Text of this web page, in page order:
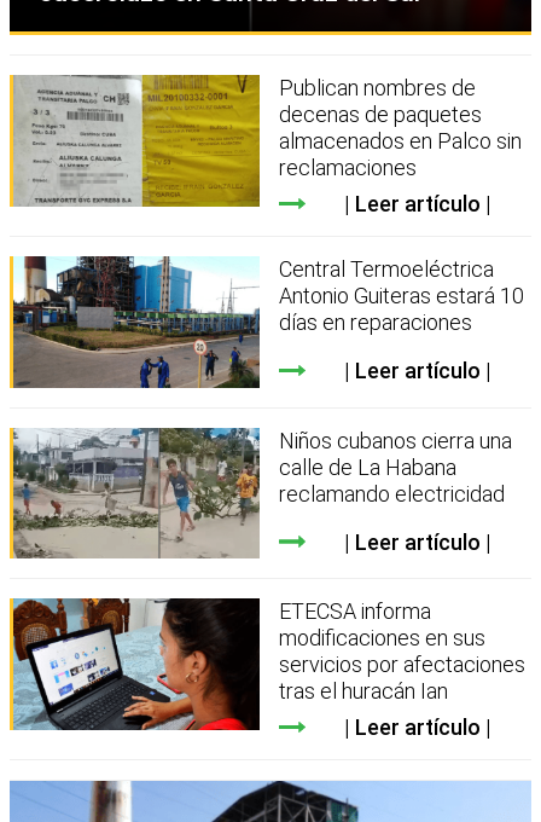
Publican nombres de
decenas de paquetes
almacenados en Palco sin
reclamaciones
Leer artículo
Central Termoeléctrica
Antonio Guiteras estará 10
días en reparaciones
Leer artículo
Niños cubanos cierra una
calle de La Habana
reclamando electricidad
Leer artículo
ETECSA informa
modificaciones en sus
servicios por afectaciones
tras el huracán Ian
Leer artículo